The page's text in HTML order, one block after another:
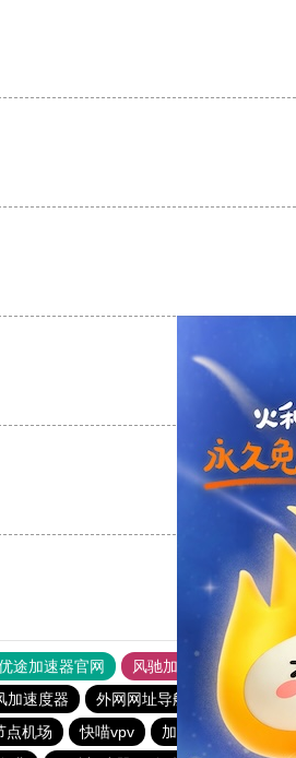
途加速器官网 风驰加速器
旋风加
加速度器 外网网址导航 软件中心
点机场 快喵vpv 加速器旋风
原